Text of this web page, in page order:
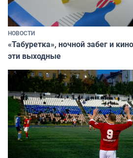
НОВОСТИ
«Табуретка», ночной забег и
эти выходные